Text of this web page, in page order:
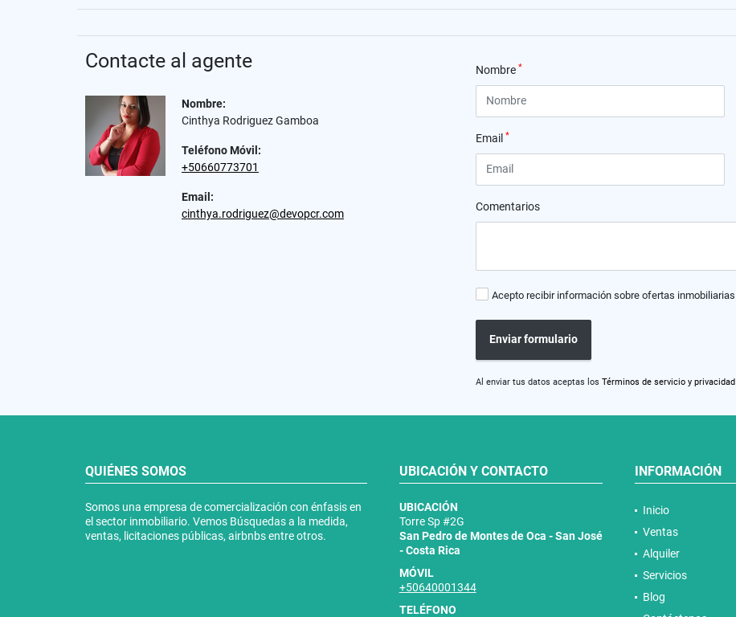
Contacte al agente
Nombre:
Cinthya Rodriguez Gamboa
Teléfono Móvil:
+50660773701
Email:
cinthya.rodriguez@devopcr.com
Nombre *
Email *
Comentarios
Acepto recibir información sobre ofertas inmobiliarias
Enviar formulario
Al enviar tus datos aceptas los Términos de servicio y privacidad
QUIÉNES SOMOS
Somos una empresa de comercialización con énfasis en
el sector inmobiliario. Vemos Búsquedas a la medida,
ventas, licitaciones públicas, airbnbs entre otros.
UBICACIÓN Y CONTACTO
UBICACIÓN
Torre Sp #2G
San Pedro de Montes de Oca - San José
- Costa Rica
MÓVIL
+50640001344
TELÉFONO
INFORMACIÓN
Inicio
Ventas
Alquiler
Servicios
Blog